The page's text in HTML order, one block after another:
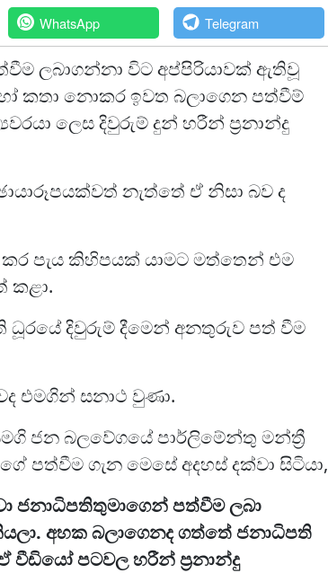
WhatsApp Telegram
ලබාගන්නා විට අප්පිරියාවක් ඇතිවූ
කතා නොකර ඉවත බලාගෙන පත්වීම්
ලෙස දිවුරුම් දුන් හරීන් ප්‍රනාන්දු
නැත්තේ ඒ නිසා බව ද
කර පැය කිහිපයක් යාමට මත්තෙන් එම
කළා.
ධූරයේ දිවුරුම් දීමෙන් අනතුරුව පත් වීම
එමගින් සනාථ වුණා.
ජන බලවේගයේ පාර්ලිමේන්තු මන්ත්‍රී
පත්වීම ගැන මෙසේ අදහස් දක්වා සිටියා,
ජනාධිපතිතුමාගෙන් පත්වීම ලබා
අහක බලාගෙනද ගත්තේ ජනාධිපති
වීඩියෝ පටවල හරීන් ප්‍රනාන්දු